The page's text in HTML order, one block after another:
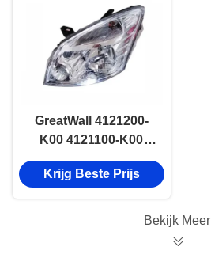
GreatWall 4121200-
K00 4121100-K00
koplamp ASSY RH
LH Voor GWM Hover
Krijg Beste Prijs
Bekijk Meer